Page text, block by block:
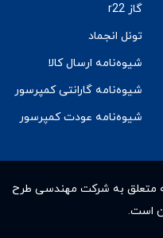
گاز r22
تونل انجماد
شیوه‌نامه ارسال کالا
شیوه‌نامه گارانتی کمپرسور
شیوه‌نامه عودت کمپرسور
متعلق به شرکت مهندسی طرح
است.